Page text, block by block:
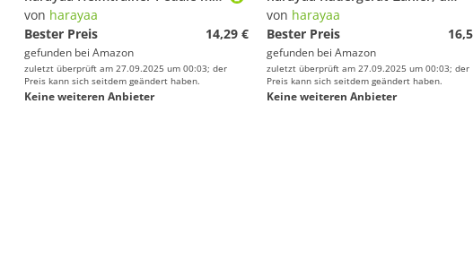
von harayaa
Bester Preis
14,29 €
gefunden bei Amazon
zuletzt überprüft am 27.09.2025 um 00:03; der
Preis kann sich seitdem geändert haben.
Keine weiteren Anbieter
von harayaa
Bester Preis
gefunden bei Amazon
zuletzt überprüft am 27.09.2025 um 00:03; der
Preis kann sich seitdem geändert haben.
Keine weiteren Anbieter